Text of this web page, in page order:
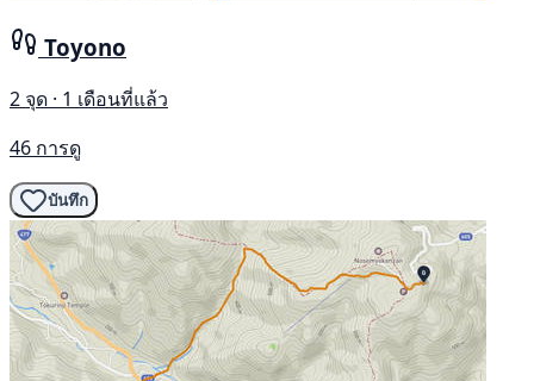
Toyono
2 จุด · 1 เดือนที่แล้ว
46 การดู
บันทึก